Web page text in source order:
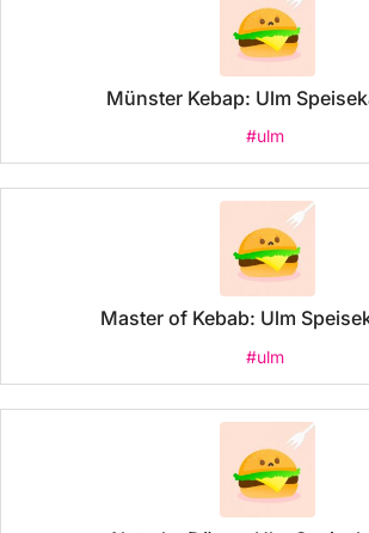
Münster Kebap: Ulm
#ulm
Master of Kebab: Ulm
#ulm